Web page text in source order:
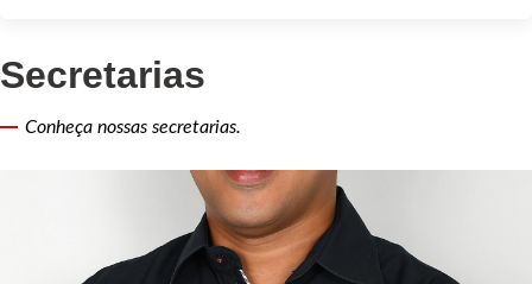
Secretarias
Conheça nossas secretarias.